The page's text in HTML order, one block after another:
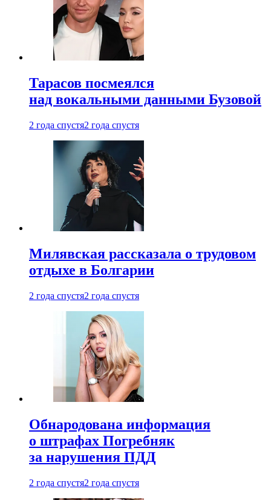
Тарасов посмеялся
над вокальными данными Бузовой
2 года спустя2 года спустя
Милявская рассказала о трудовом
отдыхе в Болгарии
2 года спустя2 года спустя
Обнародована информация
о штрафах Погребняк
за нарушения ПДД
2 года спустя2 года спустя